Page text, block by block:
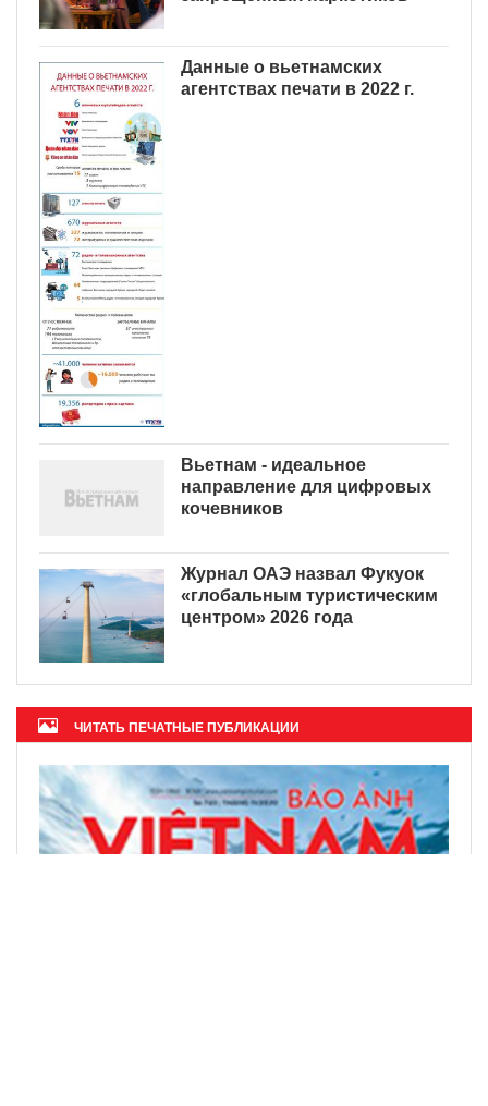
Данные о вьетнамских
агентствах печати в 2022 г.
Вьетнам - идеальное
направление для цифровых
кочевников
Журнал ОАЭ назвал Фукуок
«глобальным туристическим
центром» 2026 года
ЧИТАТЬ ПЕЧАТНЫЕ ПУБЛИКАЦИИ